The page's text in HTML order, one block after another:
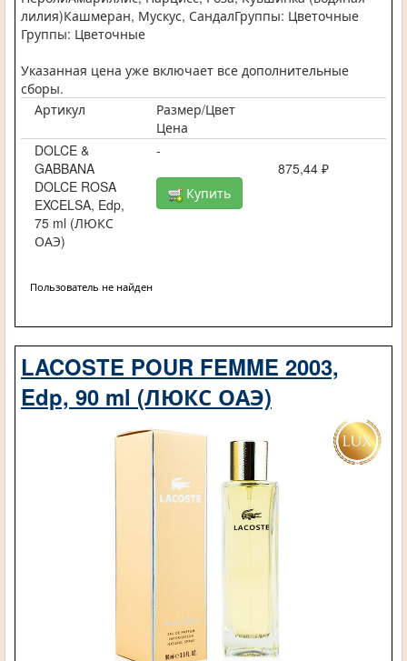
лилия)Кашмеран, Мускус, СандалГруппы: Цветочные
Группы: Цветочные
Указанная цена уже включает все дополнительные
сборы.
Артикул
Размер/Цвет
Цена
DOLCE &
GABBANA
DOLCE ROSA
EXCELSA, Edp,
75 ml (ЛЮКС
ОАЭ)
-
875,44 ₽
Купить
Пользователь не найден
LACOSTE POUR FEMME 2003,
Edp, 90 ml (ЛЮКС ОАЭ)